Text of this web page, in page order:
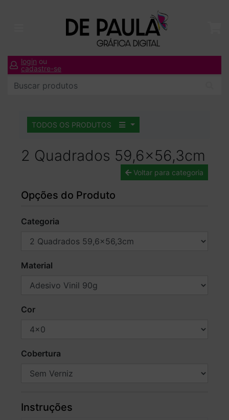
login ou
cadastre-se
TODOS OS PRODUTOS
2 Quadrados 59,6x56,3cm
Voltar para categoria
Opções do Produto
Categoria
Material
Cor
Cobertura
Instruções